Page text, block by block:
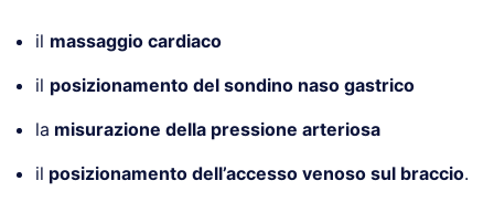
il massaggio cardiaco
il posizionamento del sondino naso gastrico
la misurazione della pressione arteriosa
il posizionamento dell’accesso venoso sul braccio.